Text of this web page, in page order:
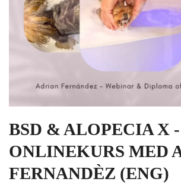
BSD & ALOPECIA X -
ONLINEKURS MED
FERNANDÈZ (ENG)